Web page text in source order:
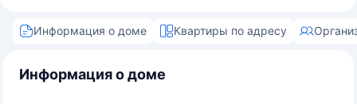
Информация о доме Квартиры по адресу
Информация о доме